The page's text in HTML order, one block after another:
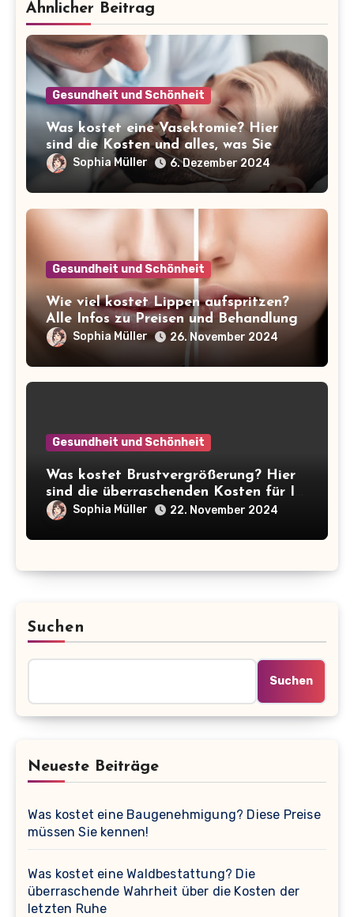
Ähnlicher Beitrag
Gesundheit und Schönheit
Was kostet eine Vasektomie? Hier
sind die Kosten und alles, was Sie
wissen müssen!
Sophia Müller 6. Dezember 2024
Gesundheit und Schönheit
Wie viel kostet Lippen aufspritzen?
Alle Infos zu Preisen und Behandlung
Sophia Müller 26. November 2024
Gesundheit und Schönheit
Was kostet Brustvergrößerung? Hier
sind die überraschenden Kosten für Ihr
Wunsch-Double!
Sophia Müller 22. November 2024
Suchen
Suchen
Neueste Beiträge
Was kostet eine Baugenehmigung? Diese Preise
müssen Sie kennen!
Was kostet eine Waldbestattung? Die
überraschende Wahrheit über die Kosten der
letzten Ruhe